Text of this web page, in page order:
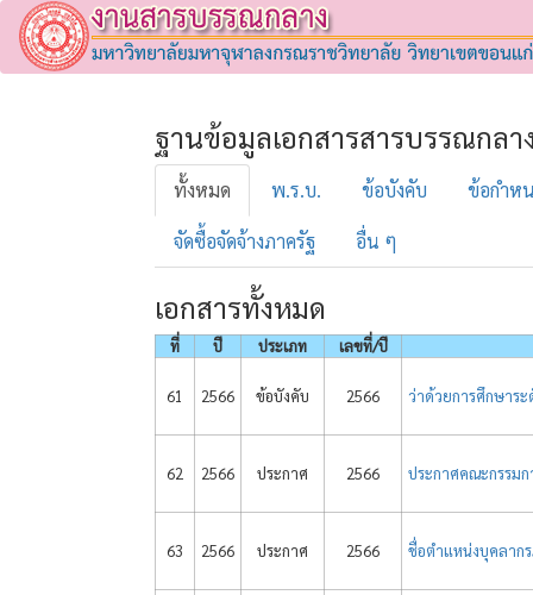
ฐานข้อมูลเอกสารสารบรรณกลา
ทั้งหมด พ.ร.บ. ข้อบังคับ ข้อกำห
จัดซื้อจัดจ้างภาครัฐ อื่น ๆ
เอกสารทั้งหมด
ที่ ปี ประเภท เลขที่/ปี
61 2566 ข้อบังคับ 2566 ว่าด้วยการศึกษาร
62 2566 ประกาศ 2566 ประกาศคณะกรรม
63 2566 ประกาศ 2566 ชื่อตำแหน่งบุคลาก